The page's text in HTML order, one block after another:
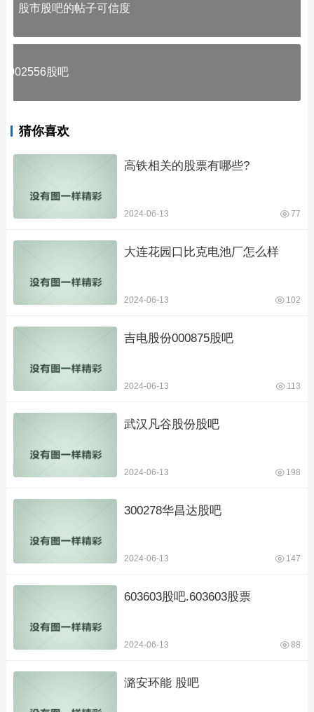
股市股吧的帖子可信度
002556股吧
猜你喜欢
高铁相关的股票有哪些?
2024-06-13 77
大连花园口比克电池厂怎么样
2024-06-13 102
吉电股份000875股吧
2024-06-13 113
武汉凡谷股份股吧
2024-06-13 198
300278华昌达股吧
2024-06-13 147
603603股吧.603603股票
2024-06-13 88
潞安环能 股吧